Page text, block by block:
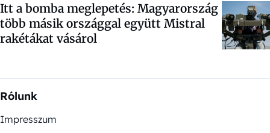
Itt a bomba meglepetés: Magyarország
több másik országgal együtt Mistral
rakétákat vásárol
Rólunk
Impresszum